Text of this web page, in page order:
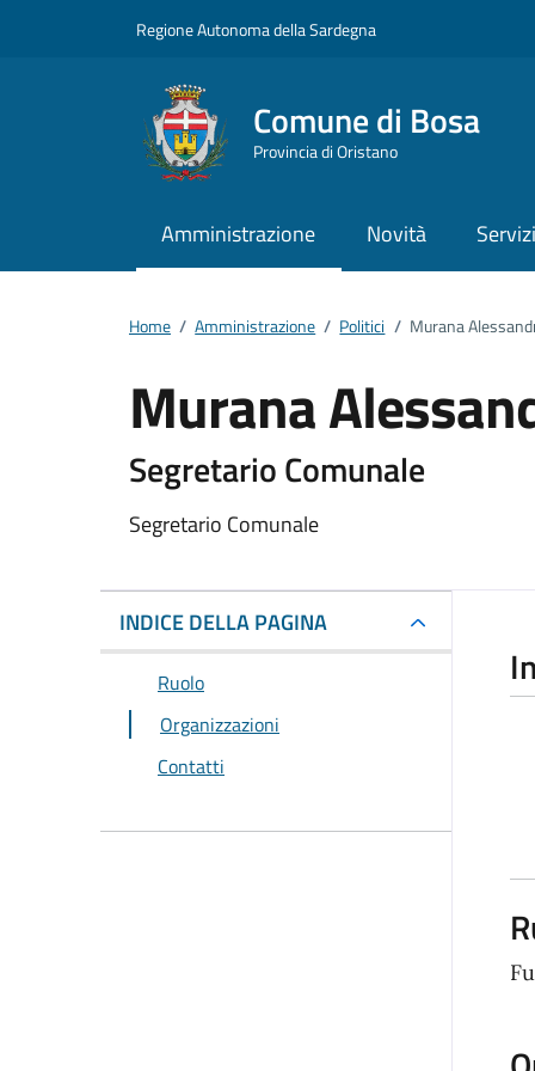
Regione Autonoma della Sardegna
Comune di Bosa
Provincia di Oristano
Amministrazione Novità
Home / Amministrazione / Politici / Murana
Murana
Dettagli della
Segretario Comunale
Segretario Comunale
INDICE DELLA PAGINA
Ruolo
Organizzazioni
Contatti